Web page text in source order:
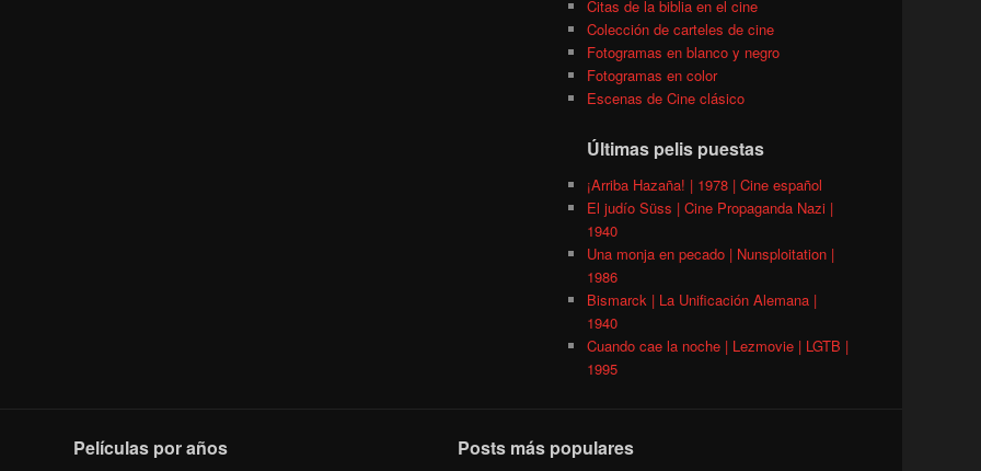
Citas de la biblia en el cine
Colección de carteles de cine
Fotogramas en blanco y negro
Fotogramas en color
Escenas de Cine clásico
Últimas pelis puestas
¡Arriba Hazaña! | 1978 | Cine español
El judío Süss | Cine Propaganda Nazi |
1940
Una monja en pecado | Nunsploitation |
1986
Bismarck | La Unificación Alemana |
1940
Cuando cae la noche | Lezmovie | LGTB |
1995
Películas por años Posts más populares